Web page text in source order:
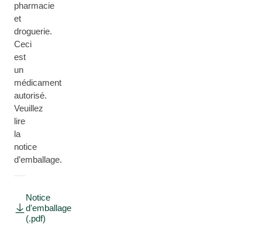
pharmacie
et
droguerie.
Ceci
est
un
médicament
autorisé.
Veuillez
lire
la
notice
d’emballage.
Notice
d'emballage
(.pdf)